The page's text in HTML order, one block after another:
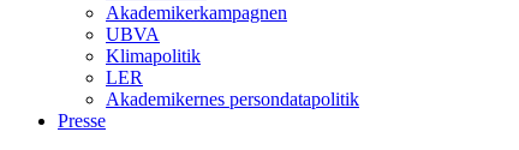
Akademikerkampagnen
UBVA
Klimapolitik
LER
Akademikernes persondatapolitik
Presse